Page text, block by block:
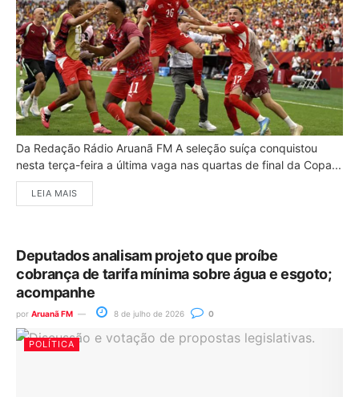
Da Redação Rádio Aruanã FM A seleção suíça conquistou
nesta terça-feira a última vaga nas quartas de final da Copa...
LEIA MAIS
Deputados analisam projeto que proíbe
cobrança de tarifa mínima sobre água e esgoto;
acompanhe
por Aruanã FM 8 de julho de 2026 0
POLÍTICA